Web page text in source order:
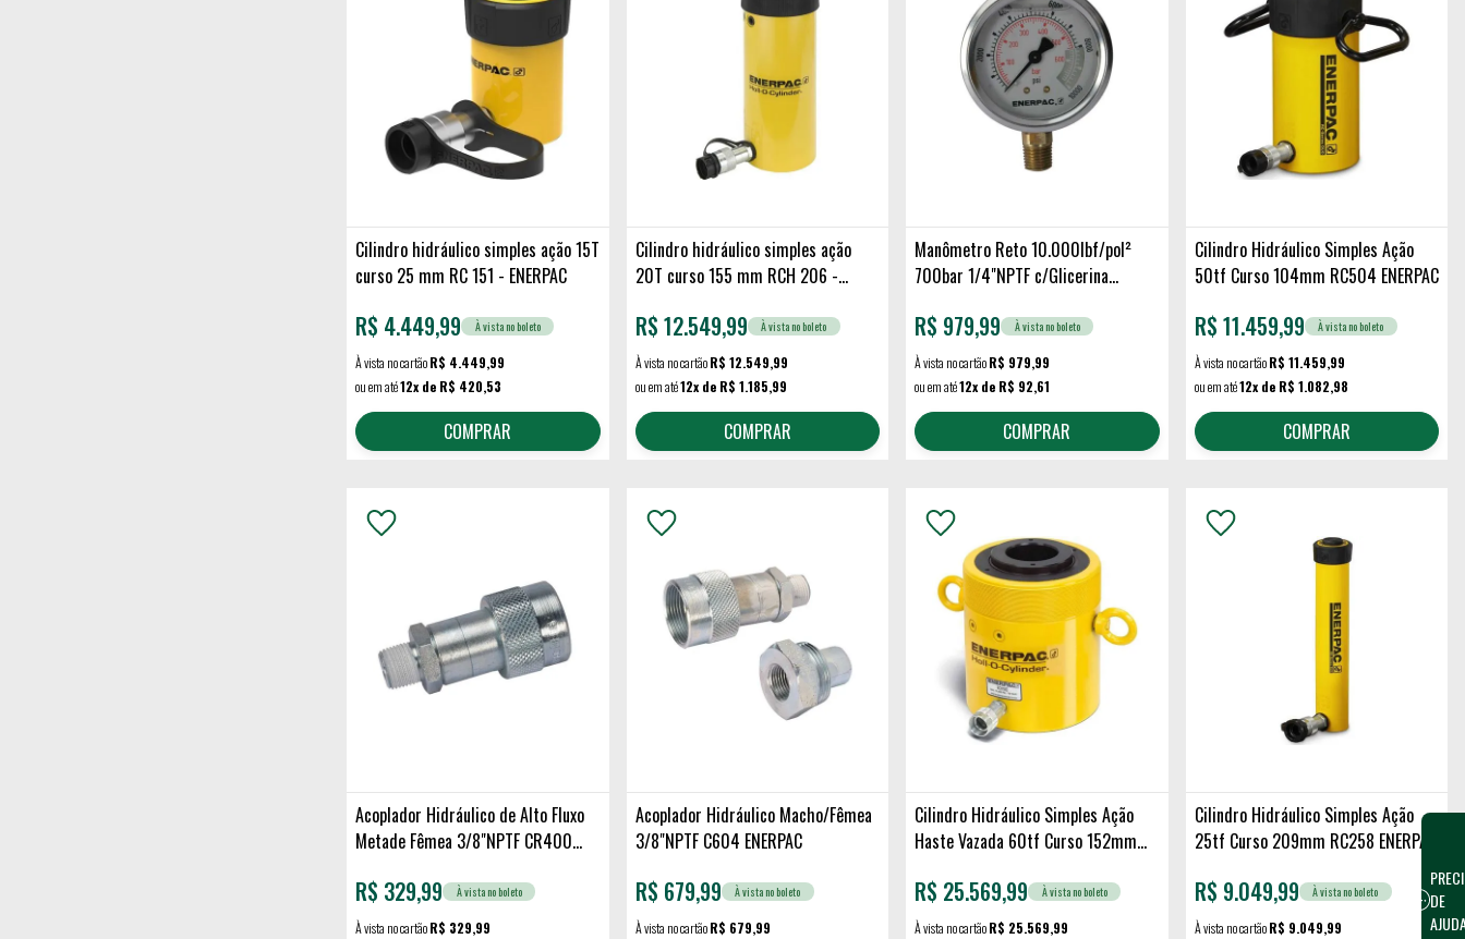
Cilindro hidráulico simples ação 15T
curso 25 mm RC 151 - ENERPAC
R$ 4.449,99 À vista no boleto
À vista no cartãoR$ 4.449,99
ou em até12x de R$ 420,53
COMPRAR
Cilindro hidráulico simples ação
20T curso 155 mm RCH 206 -
R$ 12.549,99 À vista no boleto
À vista no cartãoR$ 12.549,99
ou em até12x de R$ 1.185,99
COMPRAR
Manômetro Reto 10.000lbf/pol²
700bar 1/4"NPTF c/Glicerina
R$ 979,99 À vista no boleto
À vista no cartãoR$ 979,99
ou em até12x de R$ 92,61
COMPRAR
Cilindro Hidráulico Simples Ação
50tf Curso 104mm RC504 ENERPAC
R$ 11.459,99 À vista no boleto
À vista no cartãoR$ 11.459,99
ou em até12x de R$ 1.082,98
COMPRAR
Acoplador Hidráulico de Alto Fluxo
Metade Fêmea 3/8"NPTF CR400
R$ 329,99 À vista no boleto
À vista no cartãoR$ 329,99
Acoplador Hidráulico Macho/Fêmea
3/8"NPTF C604 ENERPAC
R$ 679,99 À vista no boleto
À vista no cartãoR$ 679,99
Cilindro Hidráulico Simples Ação
Haste Vazada 60tf Curso 152mm
R$ 25.569,99 À vista no boleto
À vista no cartãoR$ 25.569,99
Cilindro Hidráulico Simples Ação
25tf Curso 209mm RC258 ENERPAC
R$ 9.049,99 À vista no boleto
À vista no cartãoR$ 9.049,99
DE